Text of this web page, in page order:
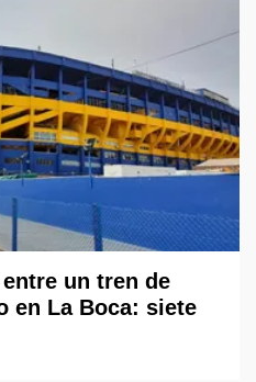
un tren de
en La Boca: siete